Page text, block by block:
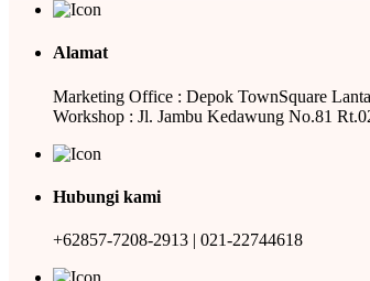
Alamat
Marketing Office : Depok TownSquare
Workshop : Jl. Jambu Kedawung No.81
Hubungi kami
+62857-7208-2913 | 021-22744618